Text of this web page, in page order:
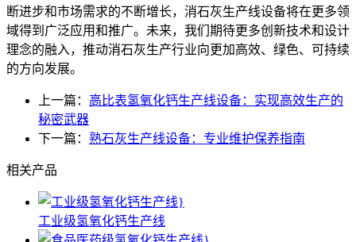
断进步和市场需求的不断增长，消石灰生产线设备将在更多领
域得到广泛应用和推广。未来，我们期待更多创新技术和设计
理念的融入，推动消石灰生产行业向更加高效、绿色、可持续
的方向发展。
上一篇： 高比表氢氧化钙生产线设备：实现高效生产的
秘密武器
下一篇： 熟石灰生产线设备：专业维护保养指南
相关产品
工业级氢氧化钙生产线